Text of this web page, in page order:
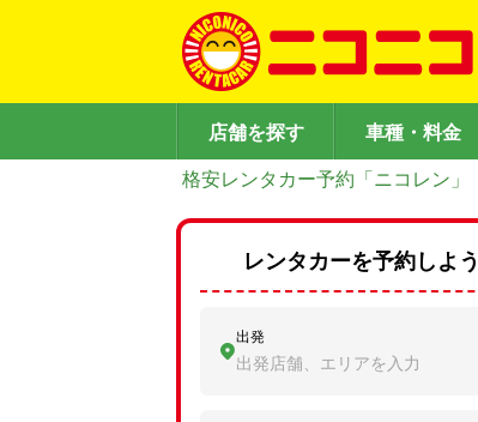
店舗を探す 車種・料金
格安レンタカー予約「ニコレン」
レンタカーを予約しよう
出発
出発店舗、エリアを入力